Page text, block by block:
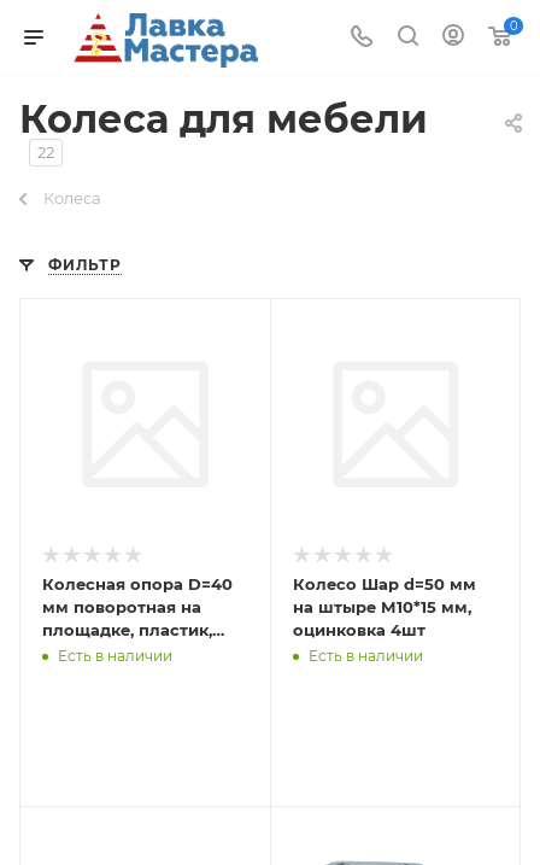
0
Колеса для мебели
22
Колеса
ФИЛЬТР
Колесная опора D=40
мм поворотная на
площадке, пластик,
черная 4шт
Есть в наличии
Колесо Шар d=50 мм
на штыре М10*15 мм,
оцинковка 4шт
Есть в наличии